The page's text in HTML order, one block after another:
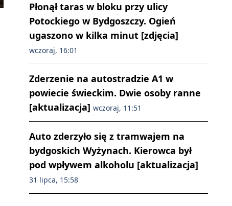
Płonął taras w bloku przy ulicy
Potockiego w Bydgoszczy. Ogień
ugaszono w kilka minut [zdjęcia]
wczoraj, 16:01
Zderzenie na autostradzie A1 w
powiecie świeckim. Dwie osoby ranne
[aktualizacja] wczoraj, 11:51
Auto zderzyło się z tramwajem na
bydgoskich Wyżynach. Kierowca był
pod wpływem alkoholu [aktualizacja]
31 lipca, 15:58